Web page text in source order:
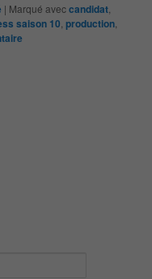
| Marqué aveccandidat
saison 10 ,production